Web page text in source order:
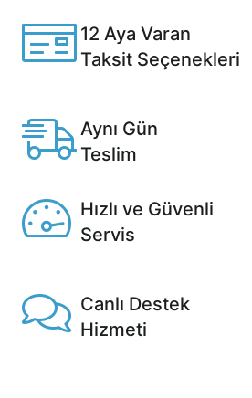
12 Aya Varan
Taksit Seçenekleri
Aynı Gün
Teslim
Hızlı ve Güvenli
Servis
Canlı Destek
Hizmeti